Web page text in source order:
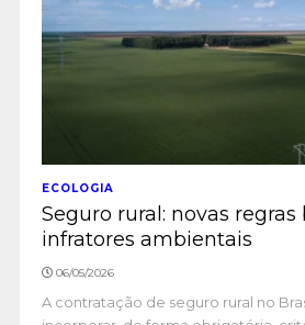
ECOLOGIA
Seguro rural: novas regras
infratores ambientais
06/05/2026
A contratação de seguro rural no